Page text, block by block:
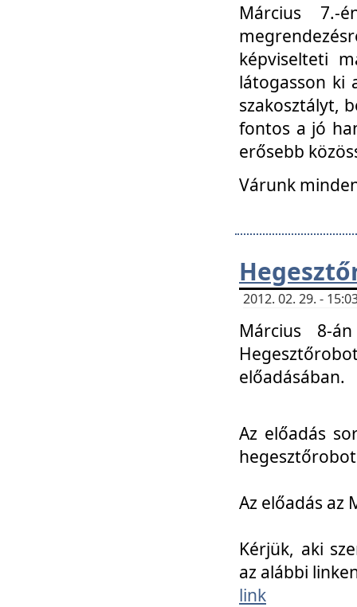
Március 7.-
képviselteti
látogasson ki
szakosztályt,
fontos a jó
erősebb
Várunk
2012. 02. 29. -
Március 8-
előadásában.
Az előadás
Az előadás az
Kérjük, aki
az alábbi
link